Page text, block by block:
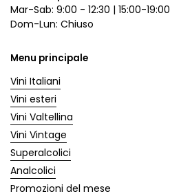
Mar-Sab: 9:00 - 12:30 | 15:00-19:00
Dom-Lun: Chiuso
Menu principale
Vini Italiani
Vini esteri
Vini Valtellina
Vini Vintage
Superalcolici
Analcolici
Promozioni del mese